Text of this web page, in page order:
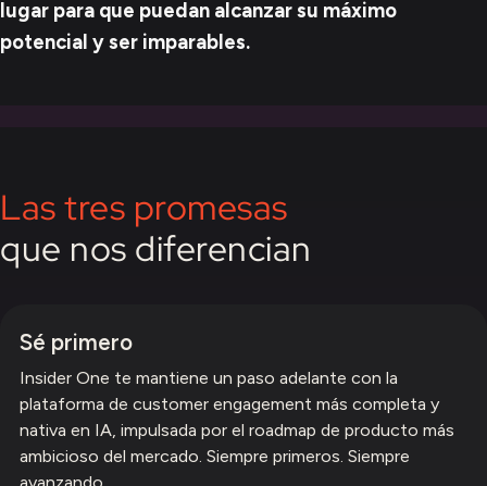
lugar para que puedan alcanzar su máximo
potencial y ser imparables.
Las tres promesas
que nos diferencian
Sé primero
Insider One te mantiene un paso adelante con la
plataforma de customer engagement más completa y
nativa en IA, impulsada por el roadmap de producto más
ambicioso del mercado. Siempre primeros. Siempre
avanzando.